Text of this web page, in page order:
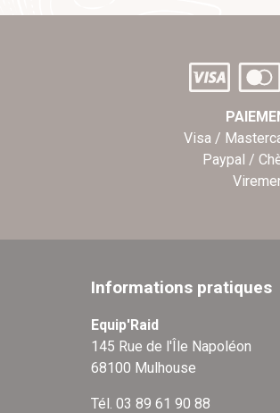
Visa /
Paypal /
Informations pratiques
Equip'Raid
145 Rue de l'Île Napoléon
68100 Mulhouse
Tél. 03 89 61 90 88